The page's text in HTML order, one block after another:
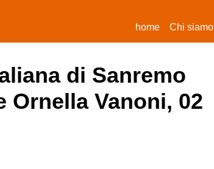
home(current)
Chi siamo
di Sanremo
Vanoni, 02